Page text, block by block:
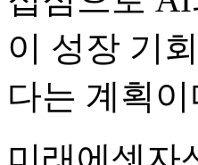
이 성장 기
다는 계획이